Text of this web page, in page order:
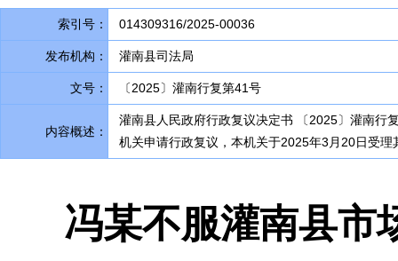
索引号： 014309316/2025-00036
发布机构： 灌南县司法局
文号： 〔2025〕灌南行复第41号
内容概述：
灌南县人民政府行政复议决定书 〔2025〕灌南行
机关申请行政复议，本机关于2025年3月20日受理
冯某不服灌南县市